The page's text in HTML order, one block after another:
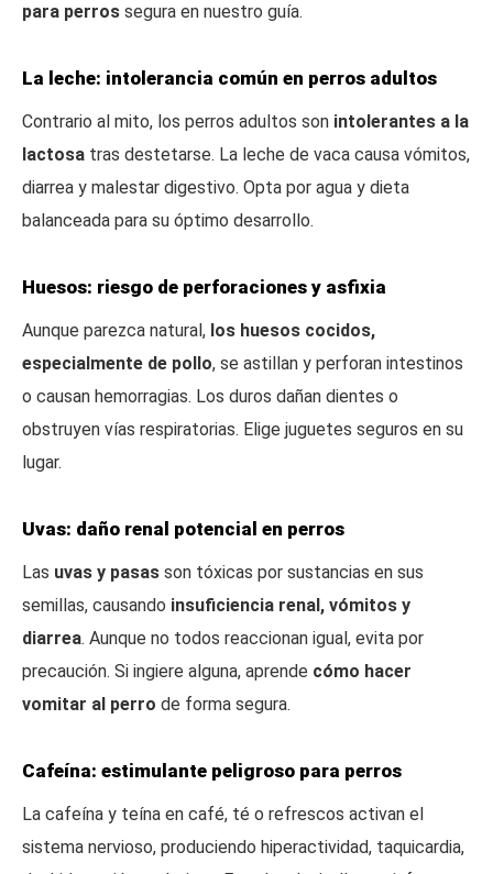
para perros segura en nuestro guía.
La leche: intolerancia común en perros adultos
Contrario al mito, los perros adultos son intolerantes a la
lactosa tras destetarse. La leche de vaca causa vómitos,
diarrea y malestar digestivo. Opta por agua y dieta
balanceada para su óptimo desarrollo.
Huesos: riesgo de perforaciones y asfixia
Aunque parezca natural, los huesos cocidos,
especialmente de pollo, se astillan y perforan intestinos
o causan hemorragias. Los duros dañan dientes o
obstruyen vías respiratorias. Elige juguetes seguros en su
lugar.
Uvas: daño renal potencial en perros
Las uvas y pasas son tóxicas por sustancias en sus
semillas, causando insuficiencia renal, vómitos y
diarrea. Aunque no todos reaccionan igual, evita por
precaución. Si ingiere alguna, aprende cómo hacer
vomitar al perro de forma segura.
Cafeína: estimulante peligroso para perros
La cafeína y teína en café, té o refrescos activan el
sistema nervioso, produciendo hiperactividad, taquicardia,